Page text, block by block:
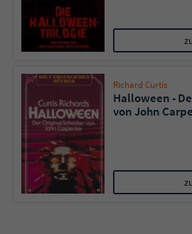
Richard Curtis
Halloween -
von John
Name
Laufzeit 1 Jahr
Zweck Cookie für
Name fe_typo_user